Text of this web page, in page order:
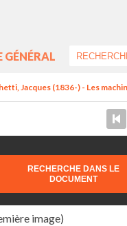
GÉNÉRAL
Jacques (1836-) - Les
RECHERCHE DANS LE
DOCUMENT
image)